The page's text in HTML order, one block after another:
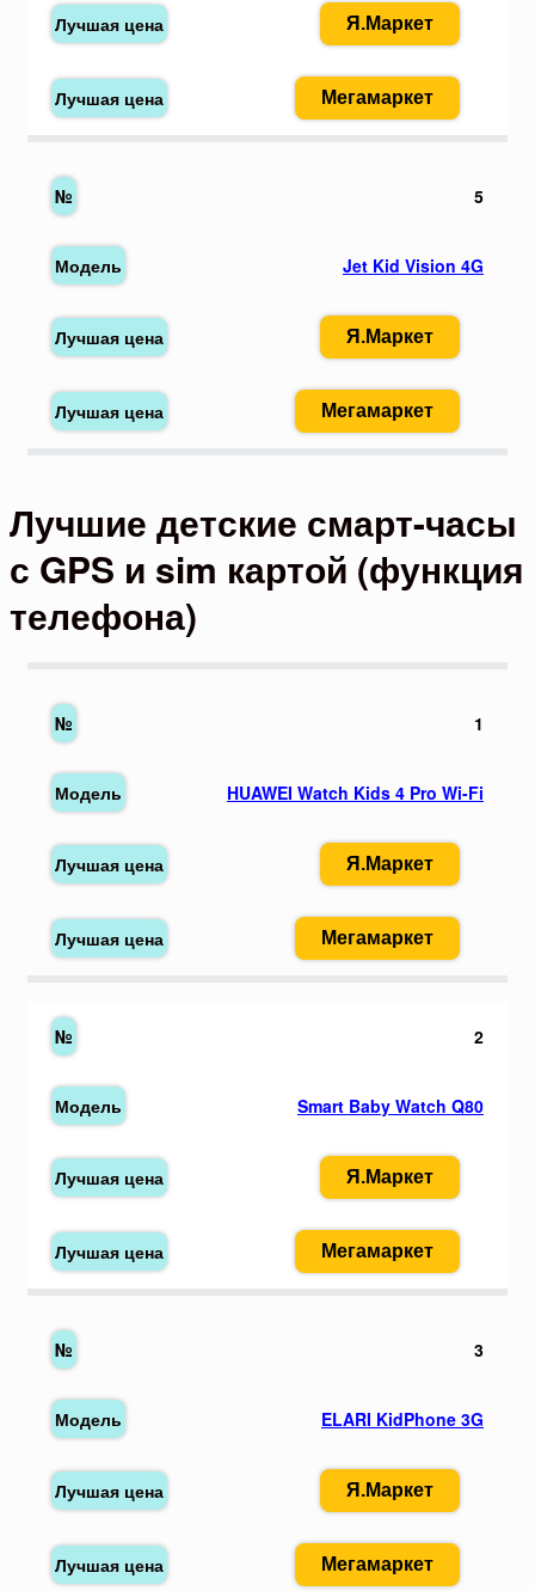
Я.Маркет
Мегамаркет
5
Jet Kid Vision 4G
Я.Маркет
Мегамаркет
Лучшие детские смарт-часы
с GPS и sim картой (функция
телефона)
1
HUAWEI Watch Kids 4 Pro Wi-Fi
Я.Маркет
Мегамаркет
2
Smart Baby Watch Q80
Я.Маркет
Мегамаркет
3
ELARI KidPhone 3G
Я.Маркет
Мегамаркет